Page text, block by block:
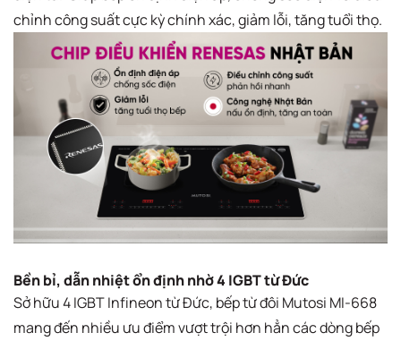
chỉnh công suất cực kỳ chính xác, giảm lỗi, tăng tuổi thọ.
Bền bỉ, dẫn nhiệt ổn định nhờ 4 IGBT từ Đức
Sở hữu 4 IGBT Infineon từ Đức, bếp từ đôi Mutosi MI-668
mang đến nhiều ưu điểm vượt trội hơn hẳn các dòng bếp